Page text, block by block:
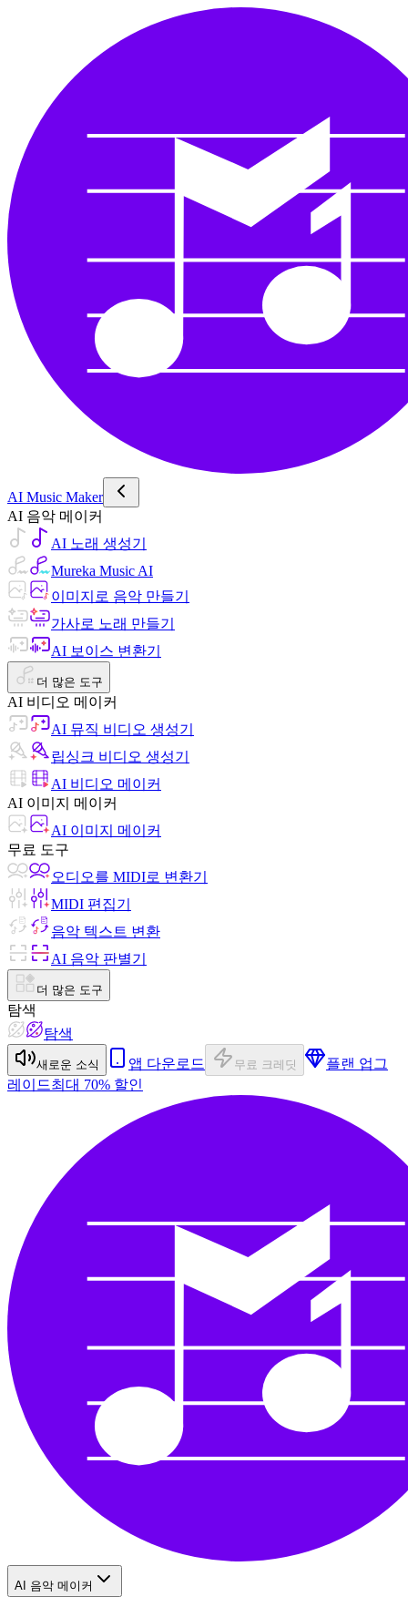
AI Music Maker
AI 음악 메이커
AI 노래 생성기
Mureka Music AI
이미지로 음악 만들기
가사로 노래 만들기
AI 보이스 변환기
더 많은 도구
AI 비디오 메이커
AI 뮤직 비디오 생성기
립싱크 비디오 생성기
AI 비디오 메이커
AI 이미지 메이커
AI 이미지 메이커
무료 도구
오디오를 MIDI로 변환기
MIDI 편집기
음악 텍스트 변환
AI 음악 판별기
더 많은 도구
탐색
탐색
새로운 소식 앱 다운로드 무료 크레딧
플랜 업그
레이드최대 70% 할인
AI 음악 메이커